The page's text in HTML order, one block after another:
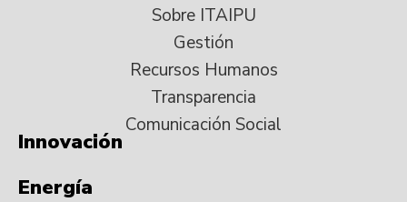
Sobre ITAIPU
Gestión
Recursos Humanos
Transparencia
Comunicación Social
Innovación
Energía